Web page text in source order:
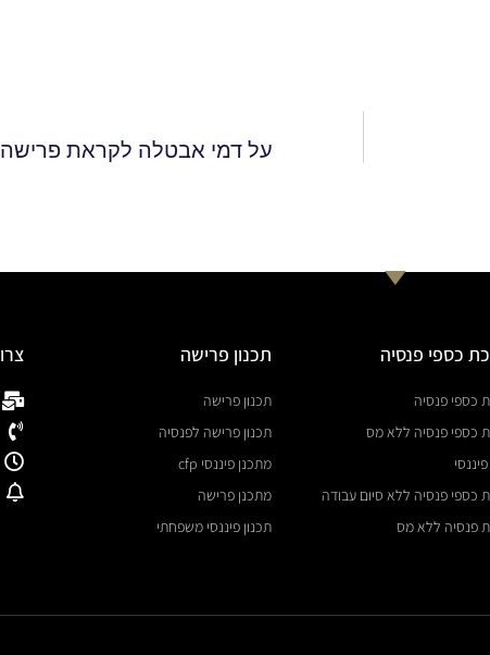
על דמי אבטלה לקראת פרישה
כספי פנסיה
כספי פנסיה
כספי פנסיה ללא מס
כספי פנסיה ללא סיום עבודה
פנסיה ללא מס
תכנון פרישה
תכנון פרישה
תכנון פרישה לפנסיה
מתכנן פיננסי cfp
מתכנן פרישה
תכנון פיננסי משפחתי